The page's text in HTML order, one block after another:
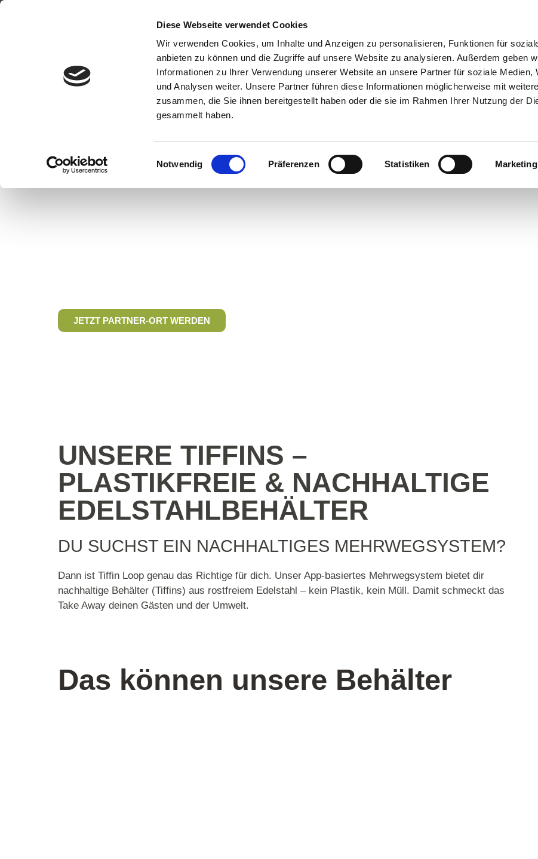
Diese Webseite verwendet Cookies
Wir verwenden Cookies, um Inhalte und Anzeigen zu personalisieren, Funktionen für
anbieten zu können und die Zugriffe auf unsere Website zu analysieren. Außerdem geben
Informationen zu Ihrer Verwendung unserer Website an unsere Partner für soziale Medien,
und Analysen weiter. Unsere Partner führen diese Informationen möglicherweise mit
zusammen, die Sie ihnen bereitgestellt haben oder die sie im Rahmen Ihrer Nutzung der
gesammelt haben.
Einwilligungsauswahl
Notwendig Präferenzen Statistiken Marketing
NEWS-BLOG
TAKE AWAY OHNE
PLASTIK UND
VERPACKUNGS­
JETZT PARTNER-ORT WERDEN
UNSERE TIFFINS –
PLASTIKFREIE & NACHHALTIGE
EDELSTAHLBEHÄLTER
DU SUCHST EIN NACHHALTIGES MEHRWEGSYSTEM?
Dann ist Tiffin Loop genau das Richtige für dich. Unser App-basiertes Mehrwegsystem bietet dir
nachhaltige Behälter (Tiffins) aus rostfreiem Edelstahl – kein Plastik, kein Müll. Damit schmeckt das
Take Away deinen Gästen und der Umwelt.
Das können unsere Behälter